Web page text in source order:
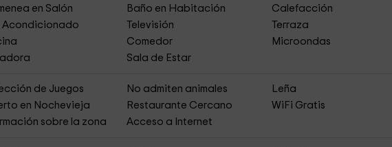
en Salón
Baño en Habitación
Calefacción
Acondicionado
Televisión
Terraza
Comedor
Microondas
Sala de Estar
de Juegos No admiten animales
Leña
en Nochevieja
Restaurante Cercano
WiFi Gratis
sobre la zona
Acceso a Internet